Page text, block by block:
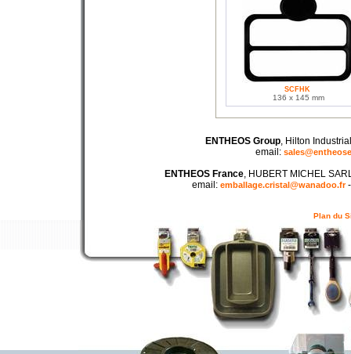
SCFHK
136 x 145 mm
ENTHEOS Group, Hilton
email:
ENTHEOS France, HUBERT MICHEL
email:emballage.cristal@wanadoo.fr
Plan du